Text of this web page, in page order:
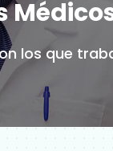
los que